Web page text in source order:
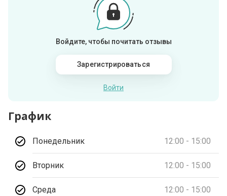
Войдите, чтобы почитать отзывы
Зарегистрироваться
Войти
График
Понедельник 12:00 - 15:00
Вторник 12:00 - 15:00
Среда 12:00 - 15:00